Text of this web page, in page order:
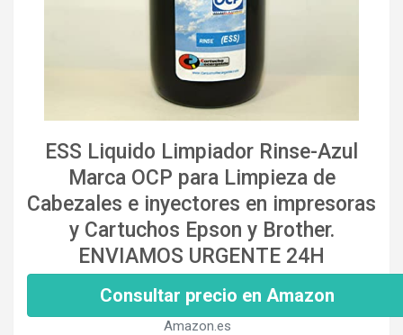
ESS Liquido Limpiador Rinse-Azul
Marca OCP para Limpieza de
Cabezales e inyectores en impresoras
y Cartuchos Epson y Brother.
ENVIAMOS URGENTE 24H
Consultar precio en Amazon
Amazon.es